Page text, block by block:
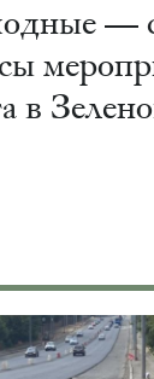
—
в